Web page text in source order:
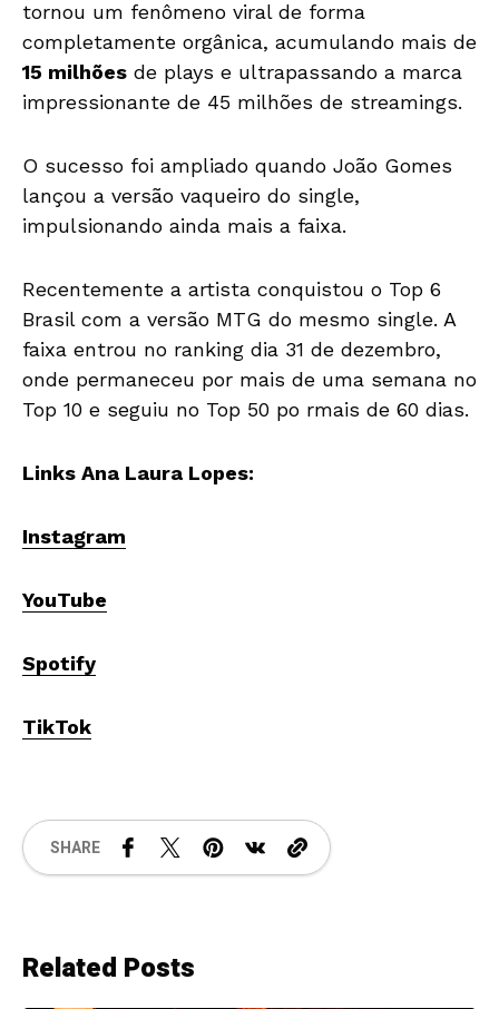
tornou um fenômeno viral de forma
completamente orgânica, acumulando mais de
15 milhões de plays e ultrapassando a marca
impressionante de 45 milhões de streamings.
O sucesso foi ampliado quando João Gomes
lançou a versão vaqueiro do single,
impulsionando ainda mais a faixa.
Recentemente a artista conquistou o Top 6
Brasil com a versão MTG do mesmo single. A
faixa entrou no ranking dia 31 de dezembro,
onde permaneceu por mais de uma semana no
Top 10 e seguiu no Top 50 po rmais de 60 dias.
Links Ana Laura Lopes:
Instagram
YouTube
Spotify
TikTok
SHARE
Related Posts